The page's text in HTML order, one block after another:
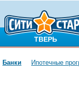
ТВЕРЬ
Банки Ипотечные